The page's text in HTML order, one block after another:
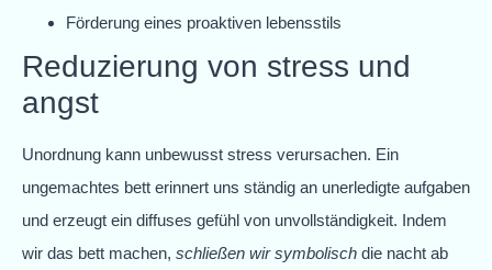
Förderung eines proaktiven lebensstils
Reduzierung von stress und
angst
Unordnung kann unbewusst stress verursachen. Ein
ungemachtes bett erinnert uns ständig an unerledigte aufgaben
und erzeugt ein diffuses gefühl von unvollständigkeit. Indem
wir das bett machen, schließen wir symbolisch die nacht ab